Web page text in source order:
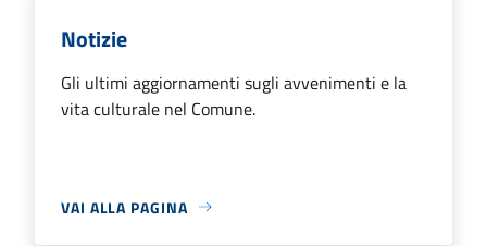
Notizie
Gli ultimi aggiornamenti sugli avvenimenti e la
vita culturale nel Comune.
VAI ALLA PAGINA